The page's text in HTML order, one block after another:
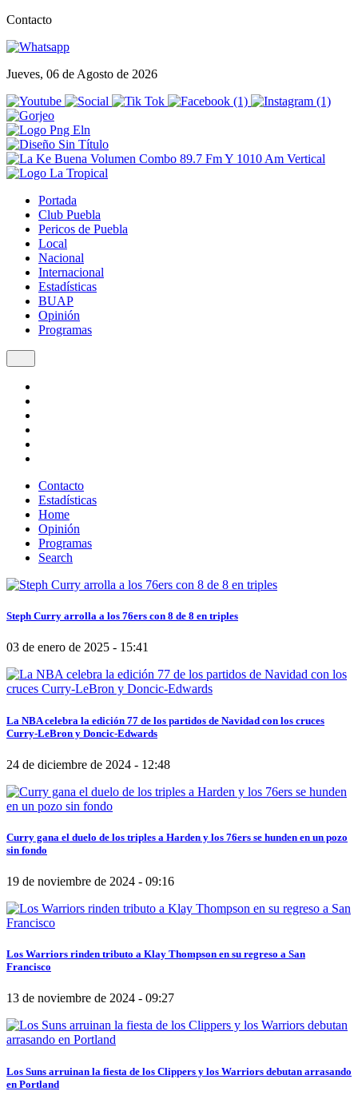
Contacto
Jueves, 06 de Agosto de 2026
Portada
Club Puebla
Pericos de Puebla
Local
Nacional
Internacional
Estadísticas
BUAP
Opinión
Programas
Contacto
Estadísticas
Home
Opinión
Programas
Search
Steph Curry arrolla a los 76ers con 8 de 8 en triples
03 de enero de 2025 - 15:41
La NBA celebra la edición 77 de los partidos de Navidad con los cruces
Curry-LeBron y Doncic-Edwards
24 de diciembre de 2024 - 12:48
Curry gana el duelo de los triples a Harden y los 76ers se hunden en un pozo
sin fondo
19 de noviembre de 2024 - 09:16
Los Warriors rinden tributo a Klay Thompson en su regreso a San
Francisco
13 de noviembre de 2024 - 09:27
Los Suns arruinan la fiesta de los Clippers y los Warriors debutan arrasando
en Portland